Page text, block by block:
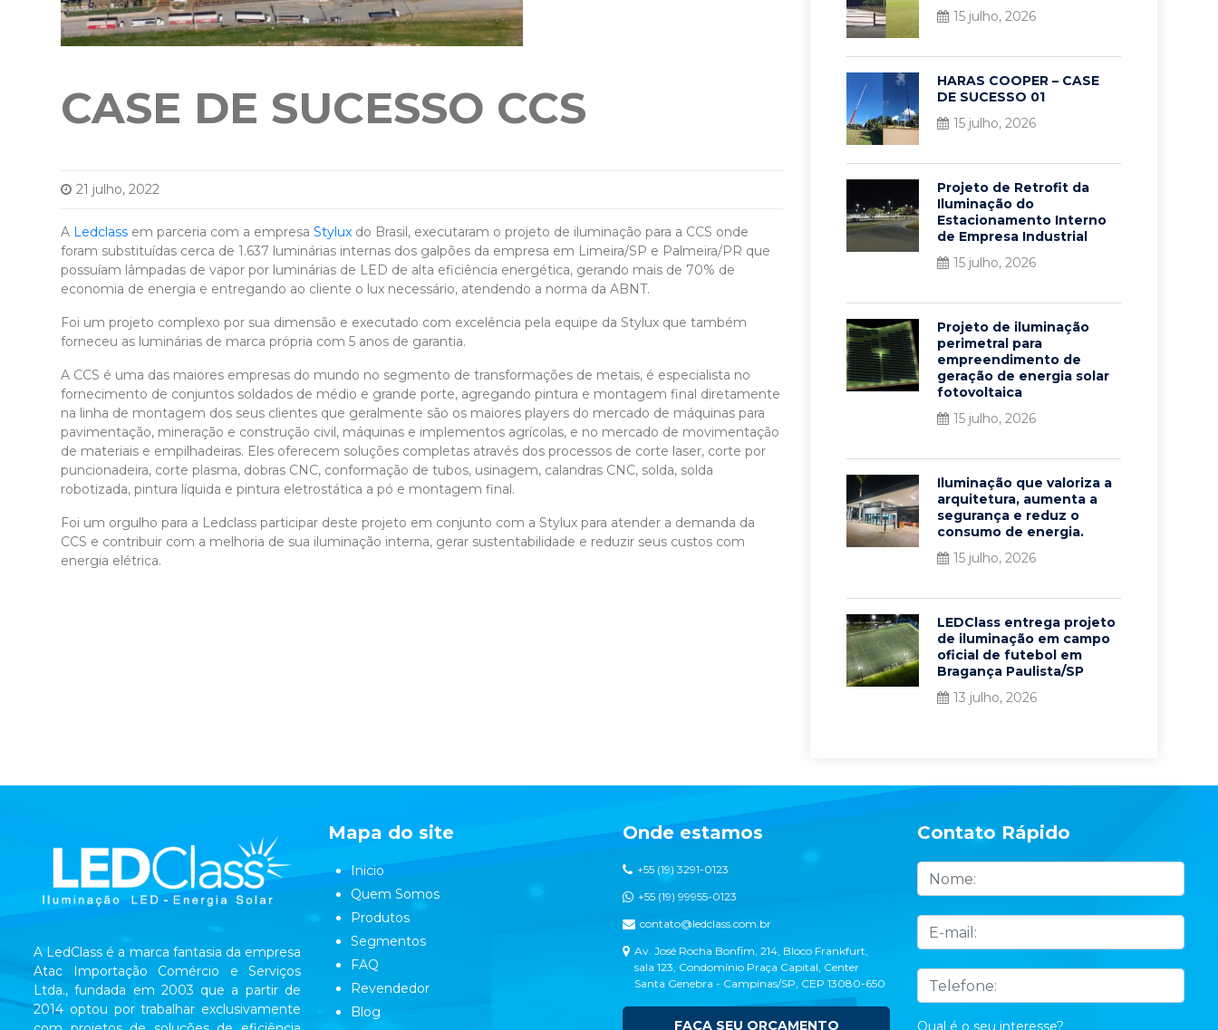
CASE DE SUCESSO CCS
21 julho, 2022
A Ledclass em parceria com a empresa Stylux do Brasil, executaram o projeto de iluminação para a CCS onde
foram substituídas cerca de 1.637 luminárias internas dos galpões da empresa em Limeira/SP e Palmeira/PR que
possuíam lâmpadas de vapor por luminárias de LED de alta eficiência energética, gerando mais de 70% de
economia de energia e entregando ao cliente o lux necessário, atendendo a norma da ABNT.
Foi um projeto complexo por sua dimensão e executado com excelência pela equipe da Stylux que também
forneceu as luminárias de marca própria com 5 anos de garantia.
A CCS é uma das maiores empresas do mundo no segmento de transformações de metais, é especialista no
fornecimento de conjuntos soldados de médio e grande porte, agregando pintura e montagem final diretamente
na linha de montagem dos seus clientes que geralmente são os maiores players do mercado de máquinas para
pavimentação, mineração e construção civil, máquinas e implementos agrícolas, e no mercado de movimentação
de materiais e empilhadeiras. Eles oferecem soluções completas através dos processos de corte laser, corte por
puncionadeira, corte plasma, dobras CNC, conformação de tubos, usinagem, calandras CNC, solda, solda
robotizada, pintura líquida e pintura eletrostática a pó e montagem final.
Foi um orgulho para a Ledclass participar deste projeto em conjunto com a Stylux para atender a demanda da
CCS e contribuir com a melhoria de sua iluminação interna, gerar sustentabilidade e reduzir seus custos com
energia elétrica.
15 julho, 2026
HARAS COOPER – CASE
DE SUCESSO 01
15 julho, 2026
Projeto de Retrofit da
Iluminação do
Estacionamento Interno
de Empresa Industrial
15 julho, 2026
Projeto de iluminação
perimetral para
empreendimento de
geração de energia solar
fotovoltaica
15 julho, 2026
Iluminação que valoriza a
arquitetura, aumenta a
segurança e reduz o
consumo de energia.
15 julho, 2026
LEDClass entrega projeto
de iluminação em campo
oficial de futebol em
Bragança Paulista/SP
13 julho, 2026
A LedClass é a marca fantasia da empresa
Atac Importação Comércio e Serviços
Ltda., fundada em 2003 que a partir de
2014 optou por trabalhar exclusivamente
Mapa do site
Inicio
Quem Somos
Produtos
Segmentos
FAQ
Revendedor
Blog
Onde estamos
+55 (19) 3291-0123
+55 (19) 99955-0123
contato@ledclass.com.br
Av. José Rocha Bonfim, 214, Bloco Frankfurt,
sala 123, Condomínio Praça Capital, Center
Santa Genebra - Campinas/SP, CEP 13080-650
FAÇA SEU ORÇAMENTO
Contato Rápido
Qual é o seu interesse?